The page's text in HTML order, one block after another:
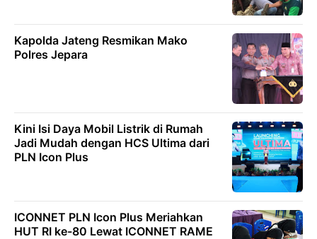
Kapolda Jateng Resmikan Mako
Polres Jepara
Kini Isi Daya Mobil Listrik di Rumah
Jadi Mudah dengan HCS Ultima dari
PLN Icon Plus
ICONNET PLN Icon Plus Meriahkan
HUT RI ke-80 Lewat ICONNET RAME